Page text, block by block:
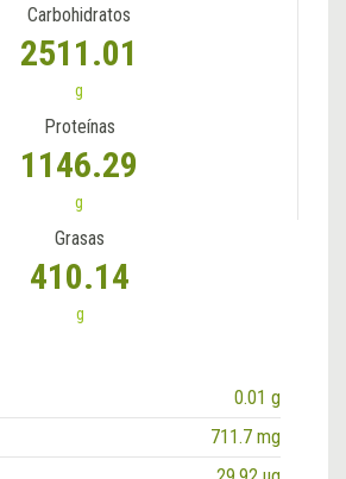
Carbohidratos
2511.01
g
Proteínas
1146.29
g
Grasas
410.14
g
0.01 g
711.7 mg